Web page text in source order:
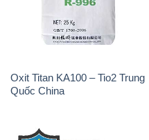
Oxit Titan KA100 – Tio2 Trung
Quốc China